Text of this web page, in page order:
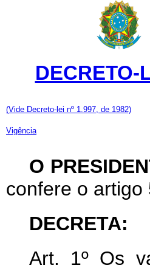
DECRETO-
(Vide Decreto-lei nº 1.997, de 1982)
Vigência
O
confere o artigo
DECRETA:
Art. 1º Os